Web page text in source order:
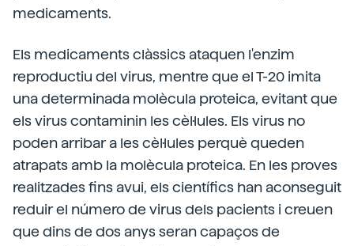
medicaments.
Els medicaments clàssics ataquen l'enzim
reproductiu del virus, mentre que el T-20 imita
una determinada molècula proteica, evitant que
els virus contaminin les cèl·lules. Els virus no
poden arribar a les cèl·lules perquè queden
atrapats amb la molècula proteica. En les proves
realitzades fins avui, els científics han aconseguit
reduir el número de virus dels pacients i creuen
que dins de dos anys seran capaços de